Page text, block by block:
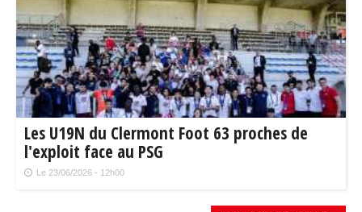
Les U19N du Clermont Foot 63 proches de
l'exploit face au PSG
Le 23/06/2026 - 12h00